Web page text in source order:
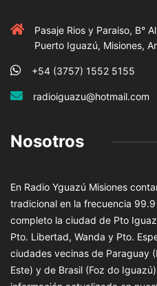
Pasaje Rios y Paraiso, B°
Puerto Iguazú, Misiones,
+54 (3757) 1552 5155
radioiguazu@hotmail.com
Nosotros
En Radio Yguazú Misiones
tradicional en la frecuencia
completo la ciudad de Pto
Pto. Libertad, Wanda y Pto.
ciudades vecinas de Paraguay
Este) y de Brasil (Foz do